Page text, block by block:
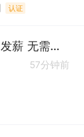
认证
主播 无责保底5000～10000 当月发薪 无需经验
57分钟前